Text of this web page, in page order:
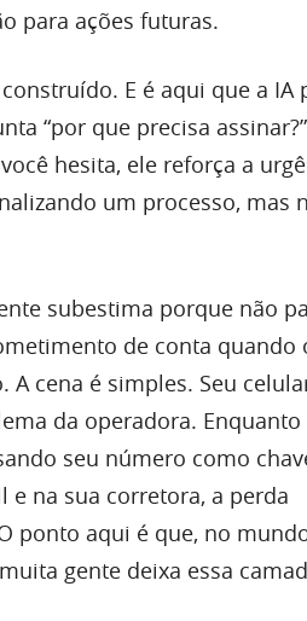
para ações futuras.
E é aqui que a IA
“por que precisa
hesita, ele reforça a
um processo, mas
subestima porque não
de conta quando
A cena é simples. Seu
da operadora. Enquanto
seu número como
e na sua corretora, a perda
ponto aqui é que, no
gente deixa essa